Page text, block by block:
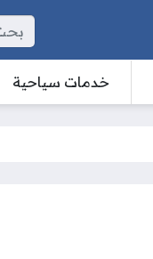
خدمات سياحية